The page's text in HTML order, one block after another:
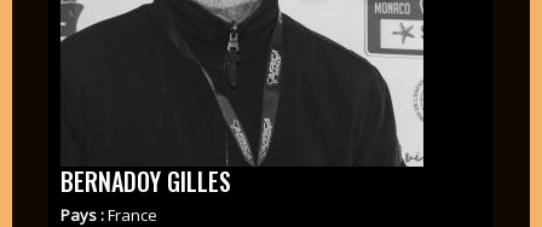
BERNADOY GILLES
Pays :France